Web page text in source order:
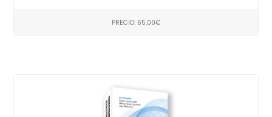
PRECIO: 65,00€